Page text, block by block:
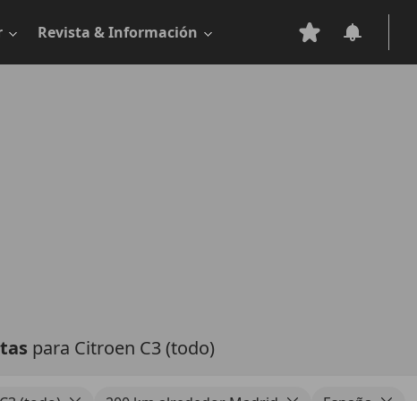
Revista & Información
para Citroen C3 (todo)